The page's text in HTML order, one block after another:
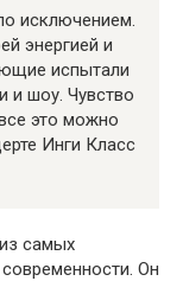
исключением.
энергией и
испытали
и шоу. Чувство
это можно
Инги Класс
самых
Он